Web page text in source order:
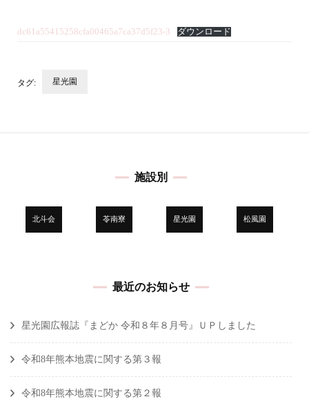
dc61a55415258cfa00465a7ca37d5f23-3 ダウンロード
タグ: 星光園
ー
シ
施設別
北斗会 苓南寮 星光園 松風園
最近のお知らせ
星光園広報誌『まどか 令和８年８月号』ＵＰしました
令和8年熊本地震に関する第３報
令和8年熊本地震に関する第２報